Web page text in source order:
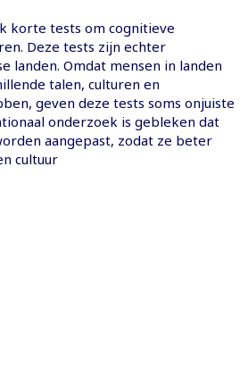
korte tests om cognitieve
Deze tests zijn echter
landen. Omdat mensen in landen
talen, culturen en
geven deze tests soms onjuiste
onderzoek is gebleken dat
aangepast, zodat ze beter
cultuur